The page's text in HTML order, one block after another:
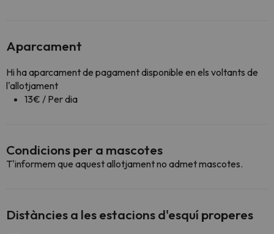
Aparcament
Hi ha aparcament de pagament disponible en els voltants de
l'allotjament
13€ / Per dia
Condicions per a mascotes
T'informem que aquest allotjament no admet mascotes.
Distàncies a les estacions d'esquí properes